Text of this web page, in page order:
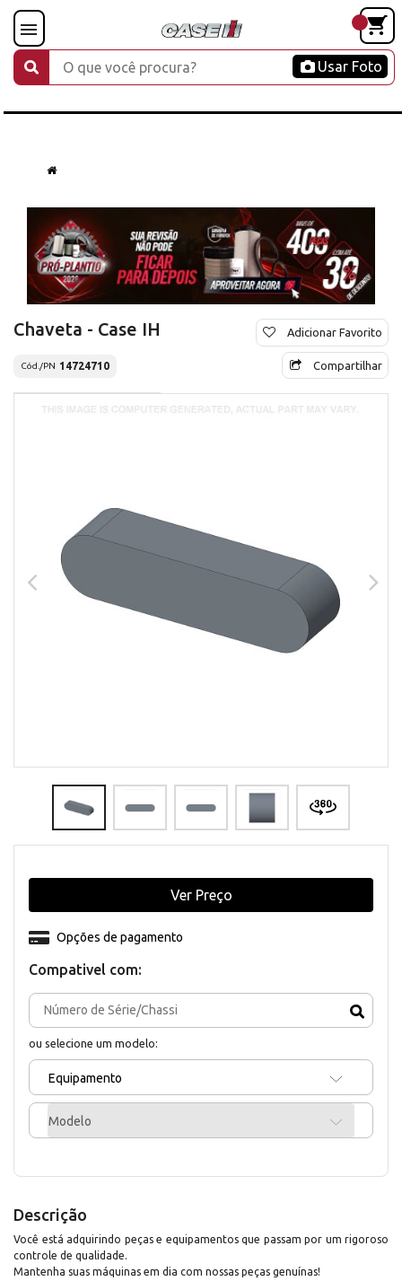
Usar Foto
Chaveta - Case IH
Cód./PN 14724710
Adicionar Favorito
Compartilhar
Compativel com:
ou selecione um modelo:
Equipamento
Modelo
Opções de pagamento
Ver Preço
Descrição
Você está adquirindo peças e equipamentos que passam por um rigoroso
controle de qualidade.
Mantenha suas máquinas em dia com nossas peças genuínas!